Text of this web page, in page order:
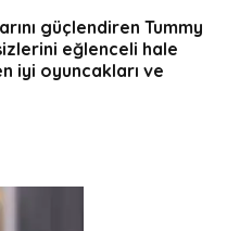
güçlendiren Tummy
eğlenceli hale
iyi oyuncakları ve